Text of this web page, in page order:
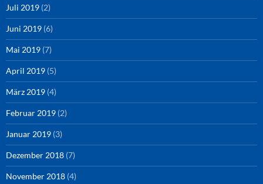
Juli 2019 (2)
Juni 2019 (6)
Mai 2019 (7)
April 2019 (5)
März 2019 (4)
Februar 2019 (2)
Januar 2019 (3)
Dezember 2018 (7)
November 2018 (4)